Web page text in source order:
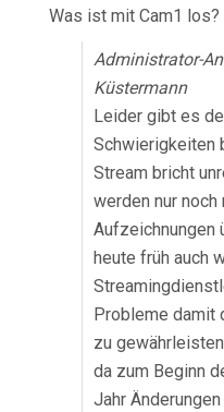
Was ist mit Cam1
Administrator-
Küstermann
Leider gibt es
Schwierigkeiten
Stream bricht
werden nur
Aufzeichnungen
heute früh auch
Probleme damit
zu
da zum Beginn
Jahr